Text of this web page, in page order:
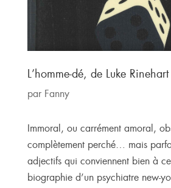
L’homme-dé, de Luke
par Fanny
Immoral, ou carrément amoral,
complètement perché… mais
adjectifs qui conviennent bien à
biographie d’un psychiatre new-